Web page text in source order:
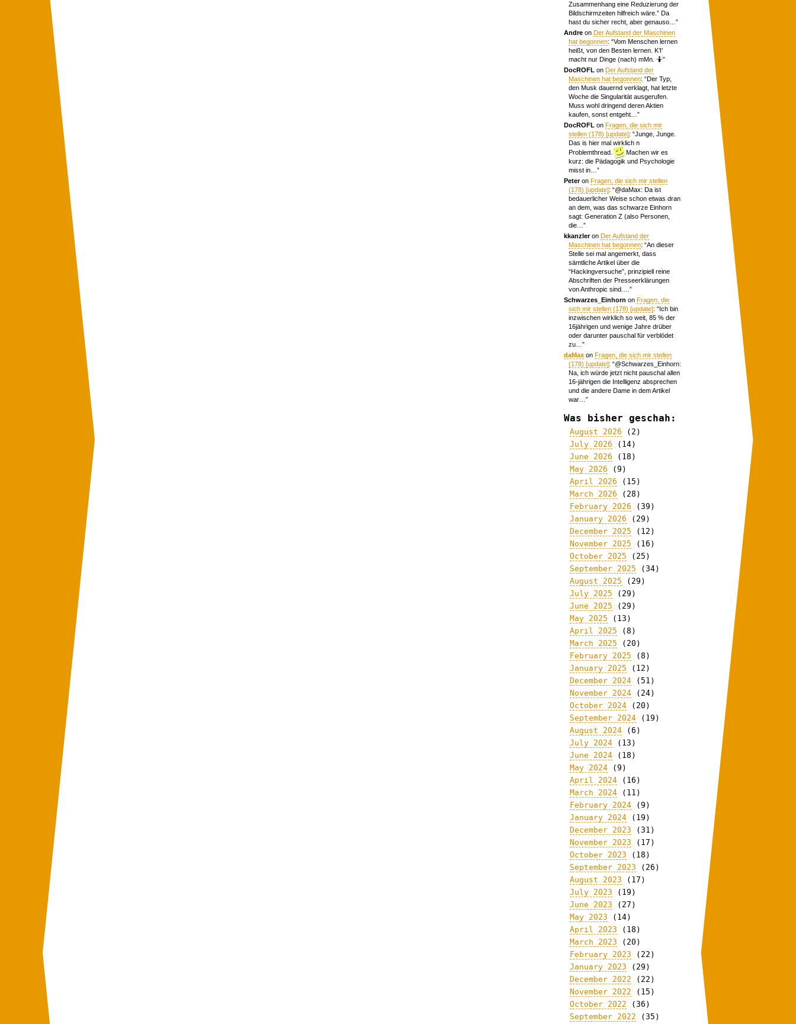
Zusammenhang eine Reduzierung der
Bildschirmzeiten hilfreich wäre.” Da
hast du sicher recht, aber genauso… ”
Andre onDer Aufstand der Maschinen
hat begonnen: “Vom Menschen lernen
heißt, von den Besten lernen. K’I’
macht nur Dinge (nach) mMn. 🤷”
DocROFL onDer Aufstand der
Maschinen hat begonnen: “Der Typ,
den Musk dauernd verklagt, hat letzte
Woche die Singularität ausgerufen.
Muss wohl dringend deren Aktien
kaufen, sonst entgeht… ”
DocROFL onFragen, die sich mir
stellen (178) [update]: “Junge, Junge.
Das is hier mal wirklich n
Problemthread.
Machen wir es
kurz: die Pädagogik und Psychologie
misst in… ”
PeteronFragen, die sich mir stellen
(178) [update]: “@daMax: Da ist
bedauerlicher Weise schon etwas dran
an dem, was das schwarze Einhorn
sagt: Generation Z (also Personen,
die… ”
kkanzleronDer Aufstand der
Maschinen hat begonnen: “An dieser
Stelle sei mal angemerkt, dass
sämtliche Artikel über die
“Hackingversuche”, prinzipiell reine
Abschriften der Presseerklärungen
von Anthropic sind.… ”
Schwarzes_Einhorn onFragen, die
sich mir stellen (178) [update]: “Ich bin
inzwischen wirklich so weit, 85 % der
16jährigen und wenige Jahre drüber
oder darunter pauschal für verblödet
zu… ”
daMax onFragen, die sich mir stellen
(178) [update]: “@Schwarzes_Einhorn:
Na, ich würde jetzt nicht pauschal allen
16-jährigen die Intelligenz absprechen
und die andere Dame in dem Artikel
war… ”
Was bisher geschah:
August 2026 (2)
July 2026 (14)
June 2026 (18)
May 2026 (9)
April 2026 (15)
March 2026 (28)
February 2026 (39)
January 2026 (29)
December 2025 (12)
November 2025 (16)
October 2025 (25)
September 2025 (34)
August 2025 (29)
July 2025 (29)
June 2025 (29)
May 2025 (13)
April 2025 (8)
March 2025 (20)
February 2025 (8)
January 2025 (12)
December 2024 (51)
November 2024 (24)
October 2024 (20)
September 2024 (19)
August 2024 (6)
July 2024 (13)
June 2024 (18)
May 2024 (9)
April 2024 (16)
March 2024 (11)
February 2024 (9)
January 2024 (19)
December 2023 (31)
November 2023 (17)
October 2023 (18)
September 2023 (26)
August 2023 (17)
July 2023 (19)
June 2023 (27)
May 2023 (14)
April 2023 (18)
March 2023 (20)
February 2023 (22)
January 2023 (29)
December 2022 (22)
November 2022 (15)
October 2022 (36)
September 2022 (35)